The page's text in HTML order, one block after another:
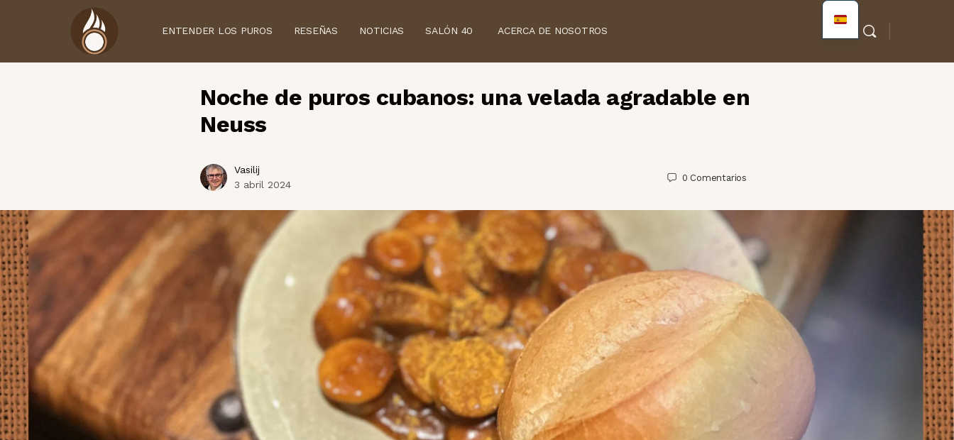
ENTENDER LOS PUROS RESEÑAS NOTICIAS SALÓN 40 ACERCA DE NOSOTROS
Noche de puros cubanos: una velada agradable en
Neuss
Vasilij
3 abril 2024
0 Comentarios